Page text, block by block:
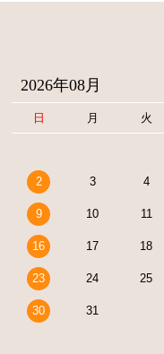
2026年08月
日 月 火
2 3 4
9 10 11
16 17 18
23 24 25
30 31